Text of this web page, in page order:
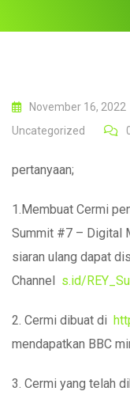
November 16, 2022
Uncategorized
pertanyaan;
1.Membuat Cermi
Summit #7 – Digital
siaran ulang dapat
Channel s.id/
2. Cermi dibuat di
mendapatkan BBC
3. Cermi yang telah